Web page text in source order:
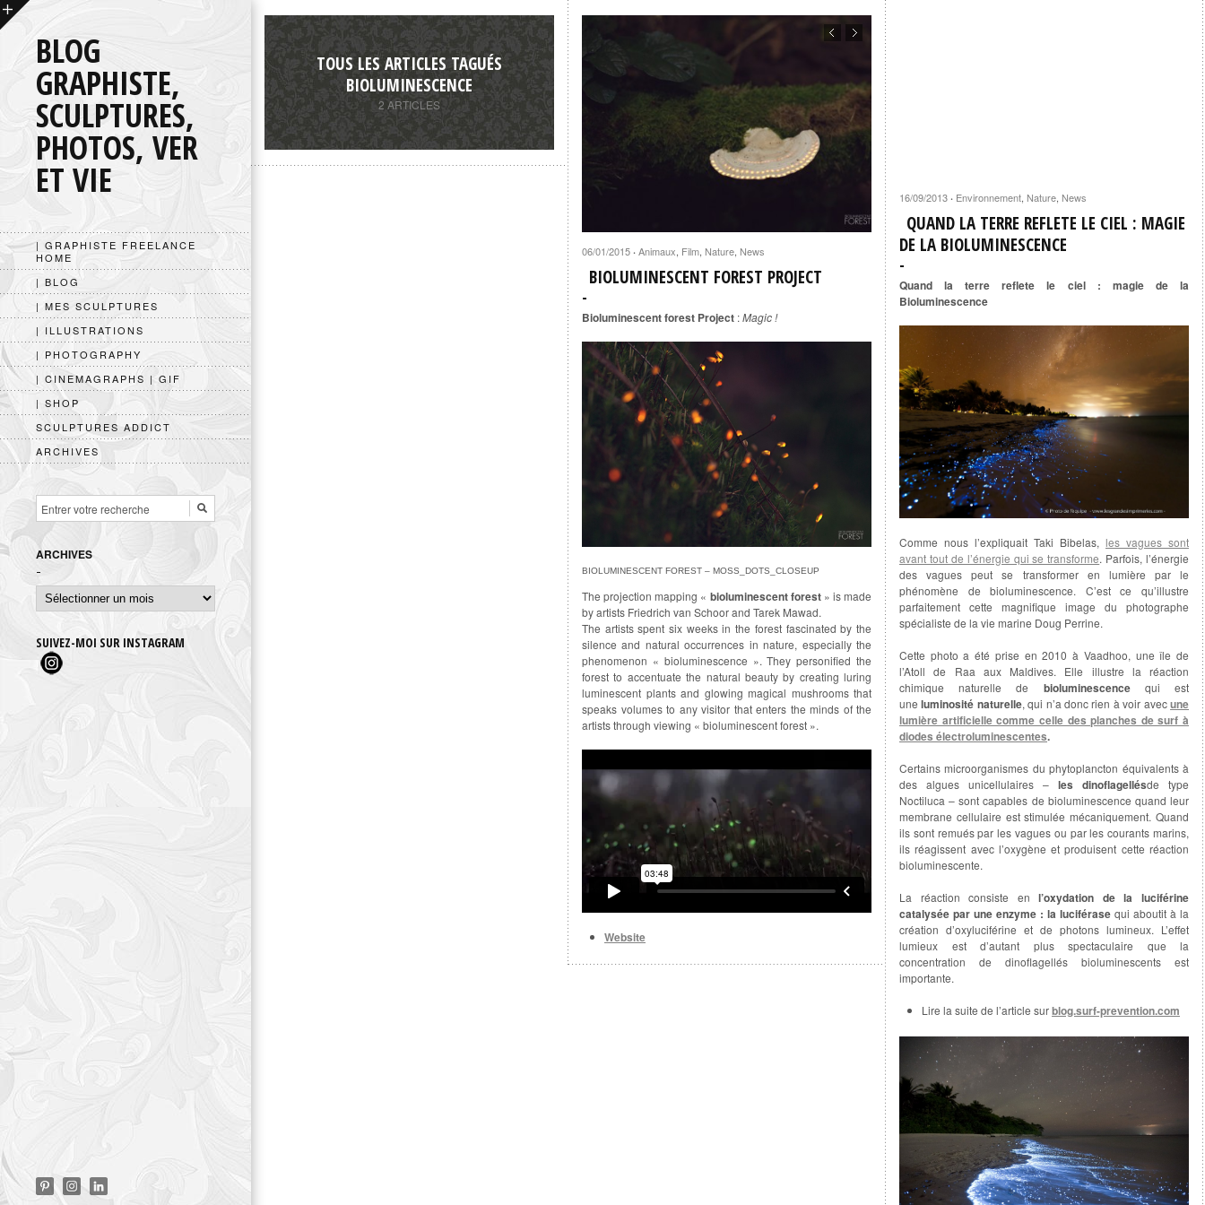
BLOG
GRAPHISTE,
SCULPTURES,
PHOTOS, VER
ET VIE
| GRAPHISTE FREELANCE
HOME
| BLOG
| MES SCULPTURES
| ILLUSTRATIONS
| PHOTOGRAPHY
| CINEMAGRAPHS | GIF
| SHOP
SCULPTURES ADDICT
ARCHIVES
ARCHIVES
Archives
SUIVEZ-MOI SUR INSTAGRAM
TOUS LES ARTICLES TAGUÉS
BIOLUMINESCENCE
2 ARTICLES
06/01/2015 · Animaux, Film, Nature, News
BIOLUMINESCENT FOREST PROJECT
Bioluminescent forest Project :Magic !
BIOLUMINESCENT FOREST – MOSS_DOTS_CLOSEUP
The projection mapping « bioluminescent forest» is made
by artists Friedrich van Schoor and Tarek Mawad.
The artists spent six weeks in the forest fascinated by the
silence and natural occurrences in nature, especially the
phenomenon « bioluminescence ». They personified the
forest to accentuate the natural beauty by creating luring
luminescent plants and glowing magical mushrooms that
speaks volumes to any visitor that enters the minds of the
artists through viewing « bioluminescent forest ».
Website
16/09/2013 · Environnement, Nature, News
QUAND LA TERRE REFLETE LE CIEL : MAGIE
DE LA BIOLUMINESCENCE
Quand la terre reflete le ciel : magie de la
Bioluminescence
Comme nous l’expliquait Taki Bibelas, les vagues sont
avant tout de l’énergie qui se transforme. Parfois, l’énergie
des vagues peut se transformer en lumière par le
phénomène de bioluminescence. C’est ce qu’illustre
parfaitement cette magnifique image du photographe
spécialiste de la vie marine Doug Perrine.
Cette photo a été prise en 2010 à Vaadhoo, une île de
l’Atoll de Raa aux Maldives. Elle illustre la réaction
chimique naturelle de bioluminescence qui est
uneluminosité naturelle, qui n’a donc rien à voir avec une
lumière artificielle comme celle des planches de surf à
diodes électroluminescentes.
Certains microorganismes du phytoplancton équivalents à
des algues unicellulaires – les dinoflagellésde type
Noctiluca – sont capables de bioluminescence quand leur
membrane cellulaire est stimulée mécaniquement. Quand
ils sont remués par les vagues ou par les courants marins,
ils réagissent avec l’oxygène et produisent cette réaction
bioluminescente.
La réaction consiste enl’oxydation de la luciférine
catalysée par une enzyme : la luciférase qui aboutit à la
création d’oxyluciférine et de photons lumineux. L’effet
lumieux est d’autant plus spectaculaire que la
concentration de dinoflagellés bioluminescents est
importante.
Lire la suite de l’article surblog.surf-prevention.com